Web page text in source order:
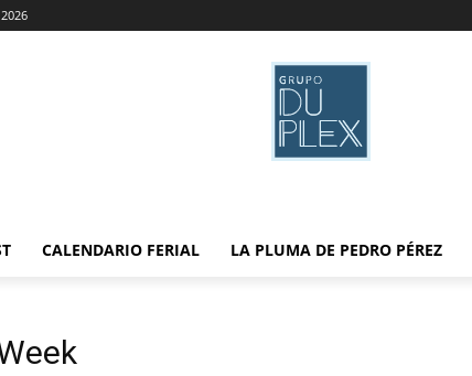
CALENDARIO FERIAL LA PLUMA DE PEDRO PÉREZ